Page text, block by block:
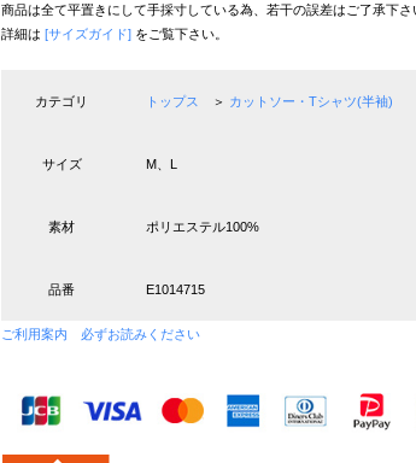
商品は全て平置きにして手採寸している為、若干の誤差はご了承下さ
詳細は [サイズガイド] をご覧下さい。
カテゴリ トップス ＞ カットソー・Tシャツ(半袖)
サイズ M、L
素材 ポリエステル100%
品番 E1014715
ご利用案内 必ずお読みください